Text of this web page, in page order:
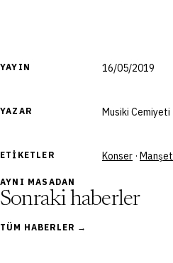
YAYIN 16/05/2019
YAZAR Musiki Cemiyeti
ETIKETLER Konser · Manşet
AYNI MASADAN
Sonraki haberler
TÜM HABERLER →